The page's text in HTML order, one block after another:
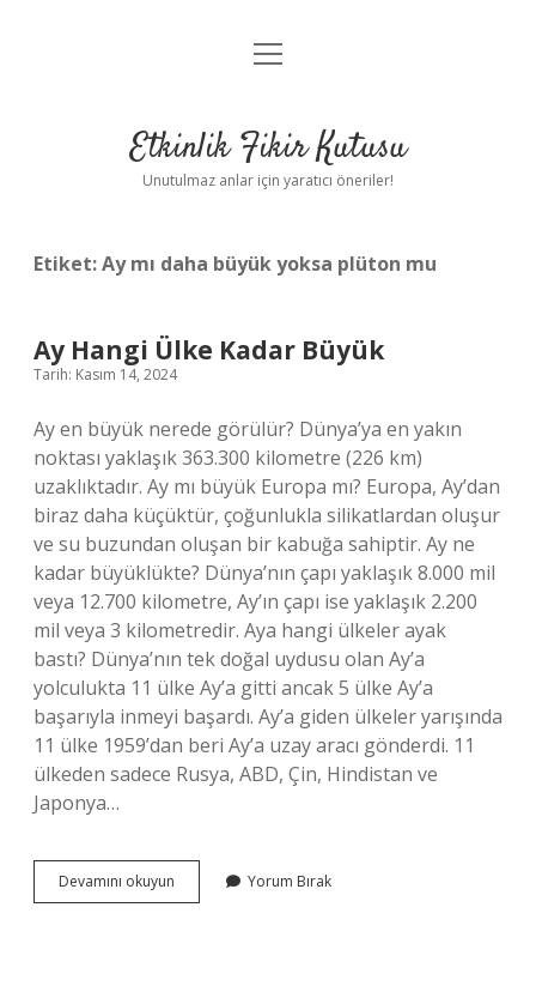
Anasayfa
Yasal Uyarı
menüyü
Etkinlik Fikir Kutusu
Unutulmaz anlar için yaratıcı öneriler!
Etiket:Ay mı daha büyük yoksa plüton mu
Ay Hangi Ülke Kadar Büyük
Tarih: Kasım 14, 2024
Ay en büyük nerede görülür? Dünya’ya en yakın
noktası yaklaşık 363.300 kilometre (226 km)
uzaklıktadır. Ay mı büyük Europa mı? Europa, Ay’dan
biraz daha küçüktür, çoğunlukla silikatlardan oluşur
ve su buzundan oluşan bir kabuğa sahiptir. Ay ne
kadar büyüklükte? Dünya’nın çapı yaklaşık 8.000 mil
veya 12.700 kilometre, Ay’ın çapı ise yaklaşık 2.200
mil veya 3 kilometredir. Aya hangi ülkeler ayak
bastı? Dünya’nın tek doğal uydusu olan Ay’a
yolculukta 11 ülke Ay’a gitti ancak 5 ülke Ay’a
başarıyla inmeyi başardı. Ay’a giden ülkeler yarışında
11 ülke 1959’dan beri Ay’a uzay aracı gönderdi. 11
ülkeden sadece Rusya, ABD, Çin, Hindistan ve
Japonya…
Devamını okuyun
Hangi
Yorum Bırak